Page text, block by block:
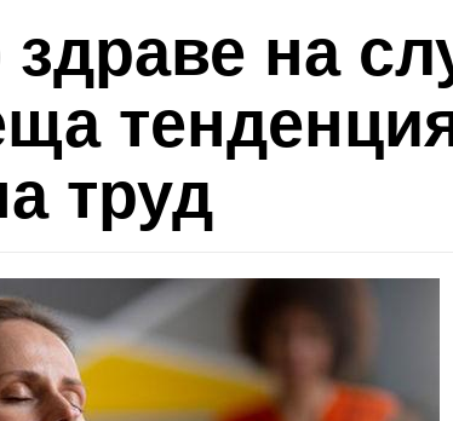
на
труд